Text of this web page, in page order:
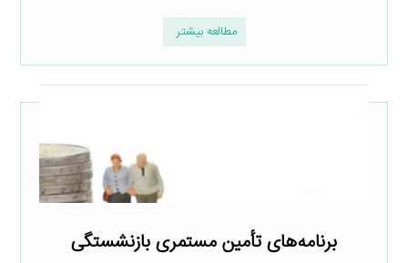
مطالعه بیشتر
برنامه‌های تأمین مستمری بازنشستگی